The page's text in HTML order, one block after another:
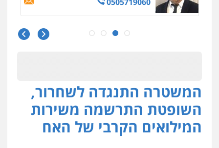
0507368203
שחר לדובסקי, עו"ד
עבירות המתה עורכי
עו"ד איהאב ג'לג'ולי
פלילי מעצרים וחקירות עורכי דין לענייני
אסירים
0505216700
המשטרה התנגדה לשחרור,
השופטת התרשמה משירות
המילואים הקרבי של האח